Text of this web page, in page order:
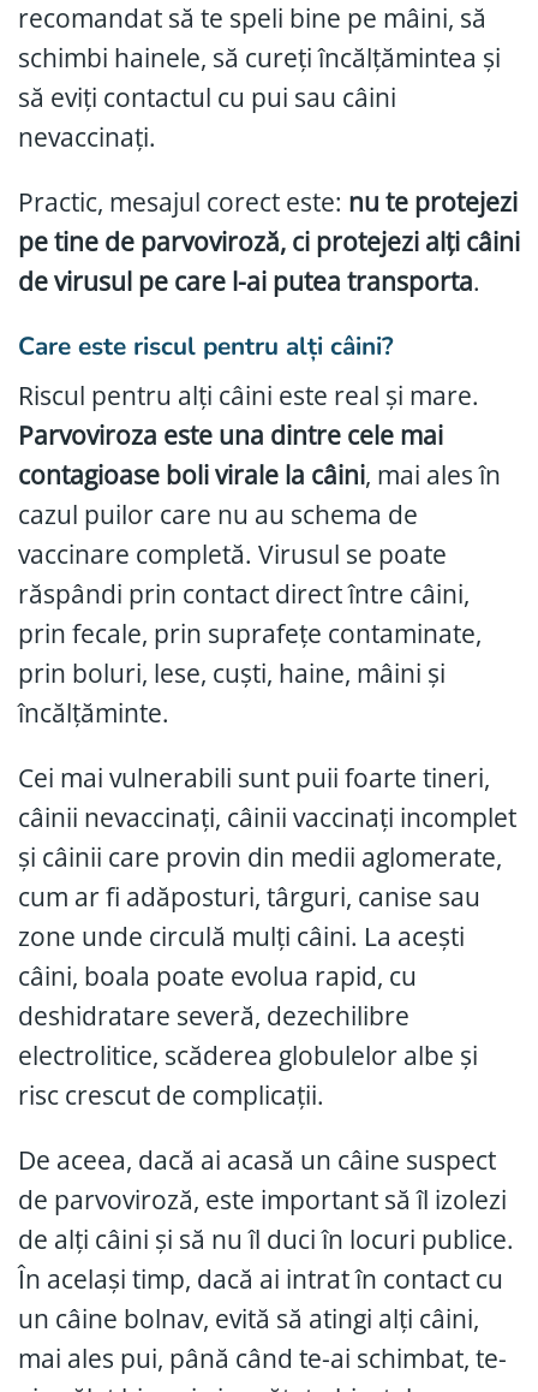
recomandat să te speli bine pe mâini, să
schimbi hainele, să cureți încălțămintea și
să eviți contactul cu pui sau câini
nevaccinați.
Practic, mesajul corect este: nu te protejezi
pe tine de parvoviroză, ci protejezi alți câini
de virusul pe care l-ai putea transporta.
Care este riscul pentru alți câini?
Riscul pentru alți câini este real și mare.
Parvoviroza este una dintre cele mai
contagioase boli virale la câini, mai ales în
cazul puilor care nu au schema de
vaccinare completă. Virusul se poate
răspândi prin contact direct între câini,
prin fecale, prin suprafețe contaminate,
prin boluri, lese, cuști, haine, mâini și
încălțăminte.
Cei mai vulnerabili sunt puii foarte tineri,
câinii nevaccinați, câinii vaccinați incomplet
și câinii care provin din medii aglomerate,
cum ar fi adăposturi, târguri, canise sau
zone unde circulă mulți câini. La acești
câini, boala poate evolua rapid, cu
deshidratare severă, dezechilibre
electrolitice, scăderea globulelor albe și
risc crescut de complicații.
De aceea, dacă ai acasă un câine suspect
de parvoviroză, este important să îl izolezi
de alți câini și să nu îl duci în locuri publice.
În același timp, dacă ai intrat în contact cu
un câine bolnav, evită să atingi alți câini,
mai ales pui, până când te-ai schimbat, te-